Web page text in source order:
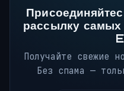
рассылку самых
Получайте свежие
Без спама —